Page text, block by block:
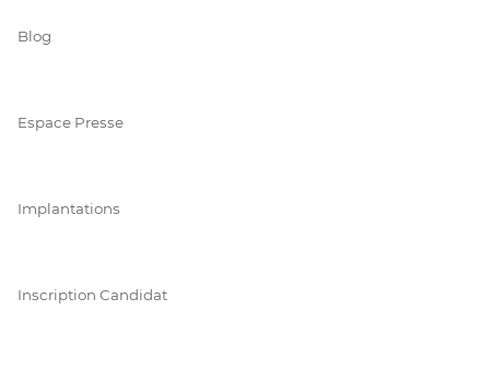
Blog
Espace Presse
Implantations
Inscription Candidat